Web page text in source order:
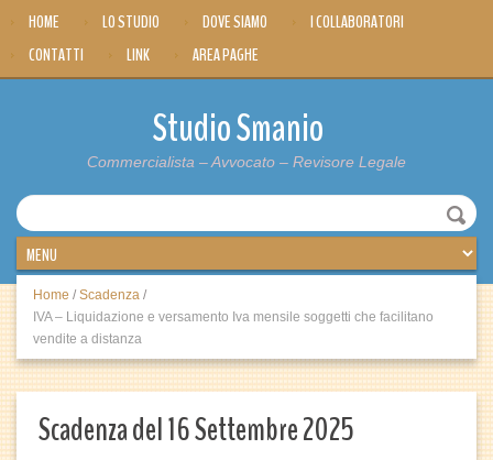
HOME LO STUDIO DOVE SIAMO
I COLLABORATORI
CONTATTI
LINK AREA PAGHE
Studio Smanio
Commercialista – Avvocato – Revisore Legale
Home / Scadenza /
IVA – Liquidazione e versamento Iva mensile soggetti che facilitano
vendite a distanza
Scadenza del 16 Settembre 2025